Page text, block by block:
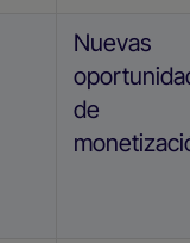
Nuevas
de